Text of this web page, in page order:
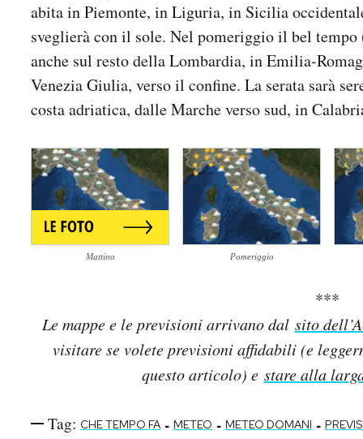
abita in Piemonte, in Liguria, in Sicilia
sveglierà con il sole. Nel pomeriggio il bel
anche sul resto della Lombardia, in Emilia-
Venezia Giulia, verso il confine. La serata sarà
costa adriatica, dalle Marche verso sud, in
Mattino Pomeriggio
***
Le mappe e le previsioni arrivano dal sito
visitare se volete previsioni affidabili (e
questo articolo) e stare alla
Tag: CHE TEMPO FA - METEO - METEO DOMANI -